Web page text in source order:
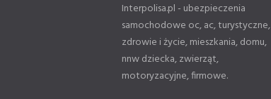
Interpolisa.pl - ubezpieczenia
samochodowe oc, ac, turystyczne,
zdrowie i życie, mieszkania, domu,
nnw dziecka, zwierząt,
motoryzacyjne, firmowe.